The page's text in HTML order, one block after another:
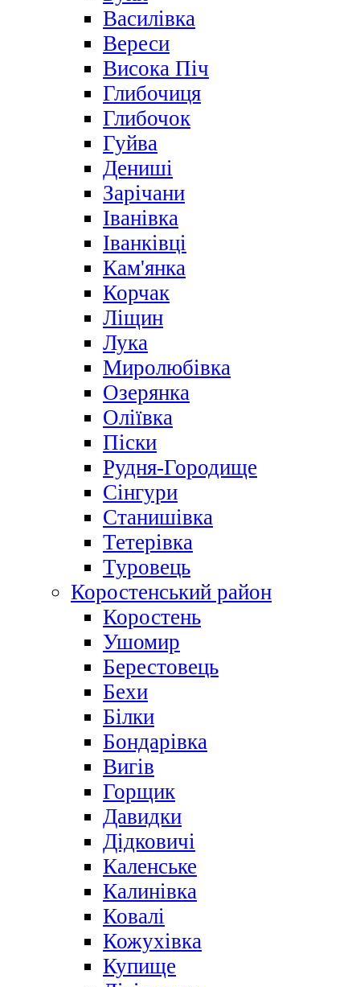
Василівка
Вереси
Висока Піч
Глибочиця
Глибочок
Гуйва
Дениші
Зарічани
Іванівка
Іванківці
Кам'янка
Корчак
Ліщин
Лука
Миролюбівка
Озерянка
Оліївка
Піски
Рудня-Городище
Сінгури
Станишівка
Тетерівка
Туровець
Коростенський район
Коростень
Ушомир
Берестовець
Бехи
Білки
Бондарівка
Вигів
Горщик
Давидки
Дідковичі
Каленське
Калинівка
Ковалі
Кожухівка
Купище